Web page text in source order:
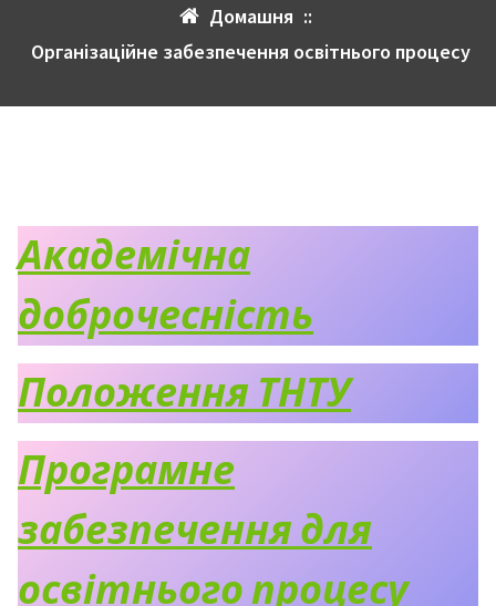
Домашня ::
Організаційне забезпечення освітнього процесу
Академічна
доброчесність
Положення ТНТУ
Програмне
забезпечення для
освітнього процесу